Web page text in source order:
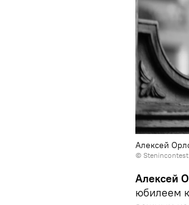
Алексей
© Stenincontest
Алексей
юбилеем